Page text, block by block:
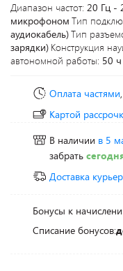
Диапазон частот: 20 Гц -
микрофоном Тип
аудиокабель)Тип
зарядки) Конструкция
автономной работы: 50 ч
Оплата частями
Картой
В наличии в 5
забрать
Доставка
Бонусы к
Списание бонусов: